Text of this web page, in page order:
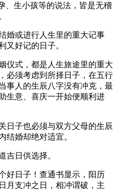
、生小孩等的说法，皆是无稽
婚或进行人生里的重大记事
又好记的日子。
仪式，都是人生旅途里的重大
必须考虑到所择日子，在五行
事人的生辰八字没有冲克，最
生意、喜庆一开始便顺利进
日子也必须与双方父母的生辰
结婚却绝对适宜。
吉日供选择。
好日子！查通书显示，阳历
月支冲之日，相冲谓破，主